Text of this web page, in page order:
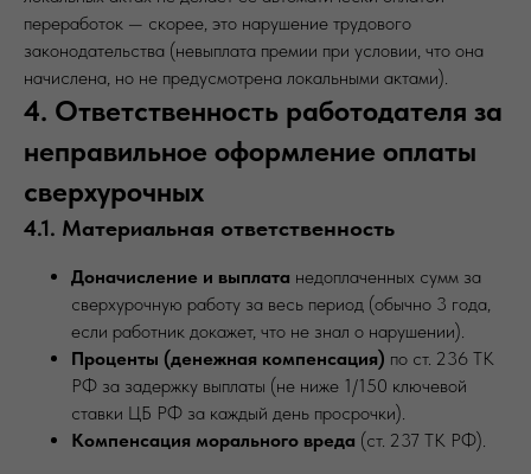
переработок — скорее, это нарушение трудового
законодательства (невыплата премии при условии, что она
начислена, но не предусмотрена локальными актами).
4. Ответственность работодателя за
неправильное оформление оплаты
сверхурочных
4.1. Материальная ответственность
Доначисление и выплата недоплаченных сумм за
сверхурочную работу за весь период (обычно 3 года,
если работник докажет, что не знал о нарушении).
Проценты (денежная компенсация) по ст. 236 ТК
РФ за задержку выплаты (не ниже 1/150 ключевой
ставки ЦБ РФ за каждый день просрочки).
Компенсация морального вреда (ст. 237 ТК РФ).